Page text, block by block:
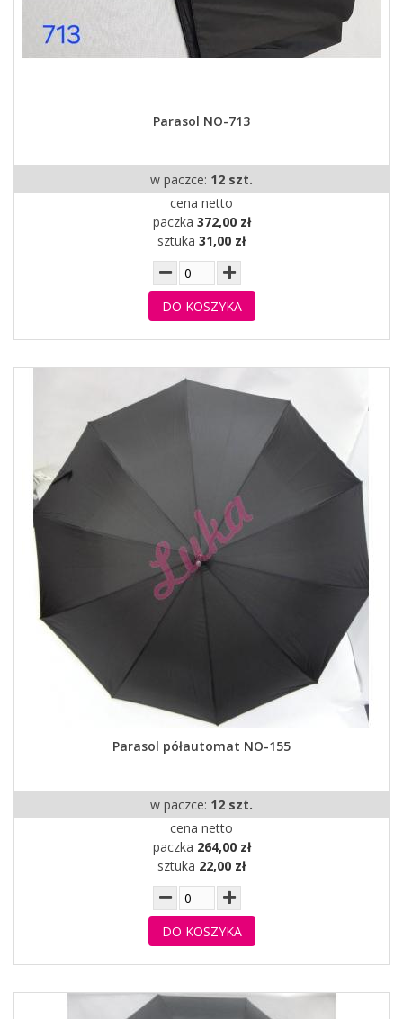
Parasol NO-713
w paczce: 12 szt.
cena netto
paczka 372,00 zł
sztuka 31,00 zł
DO KOSZYKA
Parasol półautomat NO-155
w paczce: 12 szt.
cena netto
paczka 264,00 zł
sztuka 22,00 zł
DO KOSZYKA